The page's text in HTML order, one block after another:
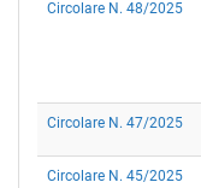
Circolare N. 48/2025
Circolare N. 47/2025
Circolare N. 45/2025